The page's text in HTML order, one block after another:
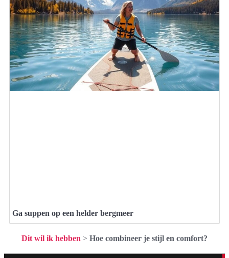
Ga suppen op een helder bergmeer
Dit wil ik hebben > Hoe combineer je stijl en comfort?